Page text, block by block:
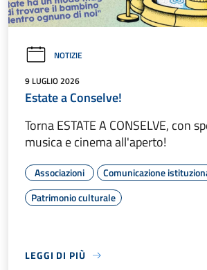
NOTIZIE
9 LUGLIO 2026
Estate a Conselve!
Torna ESTATE A CONSELVE, con
musica e cinema all'aperto!
Associazioni
Comunicazione
Patrimonio culturale
LEGGI DI PIÙ